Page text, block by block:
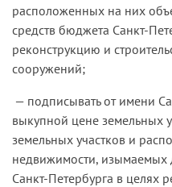
расположенных на них
средств бюджета Санкт-
реконструкцию и
сооружений;
— подписывать от имени
выкупной цене земельных
земельных участков и
недвижимости, изымаемых
Санкт-Петербурга в целях